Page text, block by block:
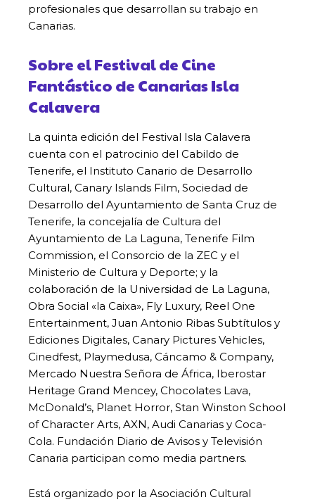
profesionales que desarrollan su trabajo en
Canarias.
Sobre el Festival de Cine
Fantástico de Canarias Isla
Calavera
La quinta edición del Festival Isla Calavera
cuenta con el patrocinio del Cabildo de
Tenerife, el Instituto Canario de Desarrollo
Cultural, Canary Islands Film, Sociedad de
Desarrollo del Ayuntamiento de Santa Cruz de
Tenerife, la concejalía de Cultura del
Ayuntamiento de La Laguna, Tenerife Film
Commission, el Consorcio de la ZEC y el
Ministerio de Cultura y Deporte; y la
colaboración de la Universidad de La Laguna,
Obra Social «la Caixa», Fly Luxury, Reel One
Entertainment, Juan Antonio Ribas Subtítulos y
Ediciones Digitales, Canary Pictures Vehicles,
Cinedfest, Playmedusa, Cáncamo & Company,
Mercado Nuestra Señora de África, Iberostar
Heritage Grand Mencey, Chocolates Lava,
McDonald’s, Planet Horror, Stan Winston School
of Character Arts, AXN, Audi Canarias y Coca-
Cola. Fundación Diario de Avisos y Televisión
Canaria participan como media partners.
Está organizado por la Asociación Cultural